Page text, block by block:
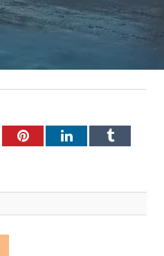
PinterestLinkedInTumblr